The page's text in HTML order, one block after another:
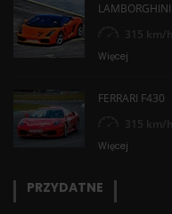
315 km/h
Więcej
FERRARI F430
315 km/h
Więcej
PRZYDATNE